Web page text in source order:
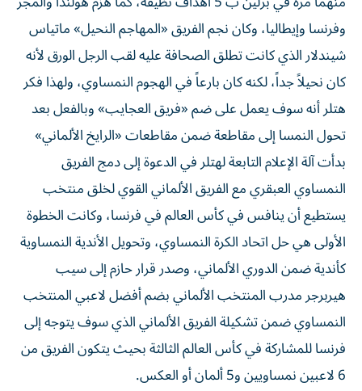
وفرنسا وإيطاليا، وكان نجم الفريق «المهاجم النحيل» ماتياس
شيندلار الذي كانت تطلق الصحافة عليه لقب الرجل الورق لأنه
كان نحيلاً جداً، لكنه كان بارعاً في الهجوم النمساوي، ولهذا فكر
هتلر أنه سوف يعمل على ضم «فريق العجايب» وبالفعل بعد
تحول النمسا إلى مقاطعة ضمن مقاطعات «الرايخ الألماني»
بدأت آلة الإعلام التابعة لهتلر في الدعوة إلى دمج الفريق
النمساوي العبقري مع الفريق الألماني القوي لخلق منتخب
يستطيع أن ينافس في كأس العالم في فرنسا، وكانت الخطوة
الأولى هي حل اتحاد الكرة النمساوي، وتحويل الأندية النمساوية
كأندية ضمن الدوري الألماني، وصدر قرار حازم إلى سيب
هيربرجر مدرب المنتخب الألماني بضم أفضل لاعبي المنتخب
النمساوي ضمن تشكيلة الفريق الألماني الذي سوف يتوجه إلى
فرنسا للمشاركة في كأس العالم الثالثة بحيث يتكون الفريق من
6 لاعبين نمساويين و5 ألمان أو العكس.